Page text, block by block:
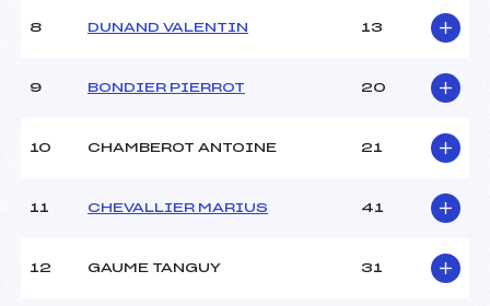
Ouvreurs C :
11.45
GARCIA BENJAMIN (MB)
8 DUNAND VALENTIN 13
9 BONDIER PIERROT 20
10 CHAMBEROT ANTOINE 21
11 CHEVALLIER MARIUS 41
12 GAUME TANGUY 31